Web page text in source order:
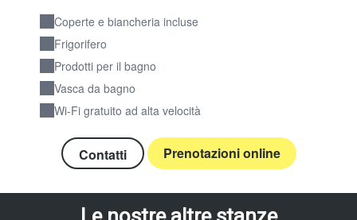
Coperte e biancheria incluse
Frigorifero
Prodotti per il bagno
Vasca da bagno
Wi-Fi gratuito ad alta velocità
Contatti Prenotazioni online